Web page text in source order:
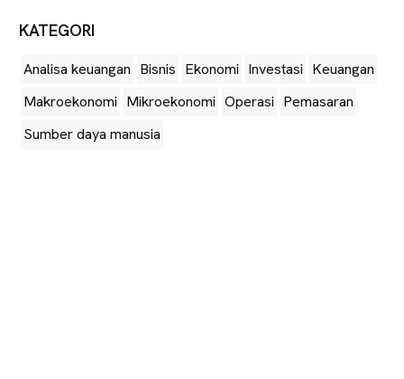
KATEGORI
Analisa keuangan Bisnis Ekonomi Investasi Keuangan
Makroekonomi Mikroekonomi Operasi Pemasaran
Sumber daya manusia